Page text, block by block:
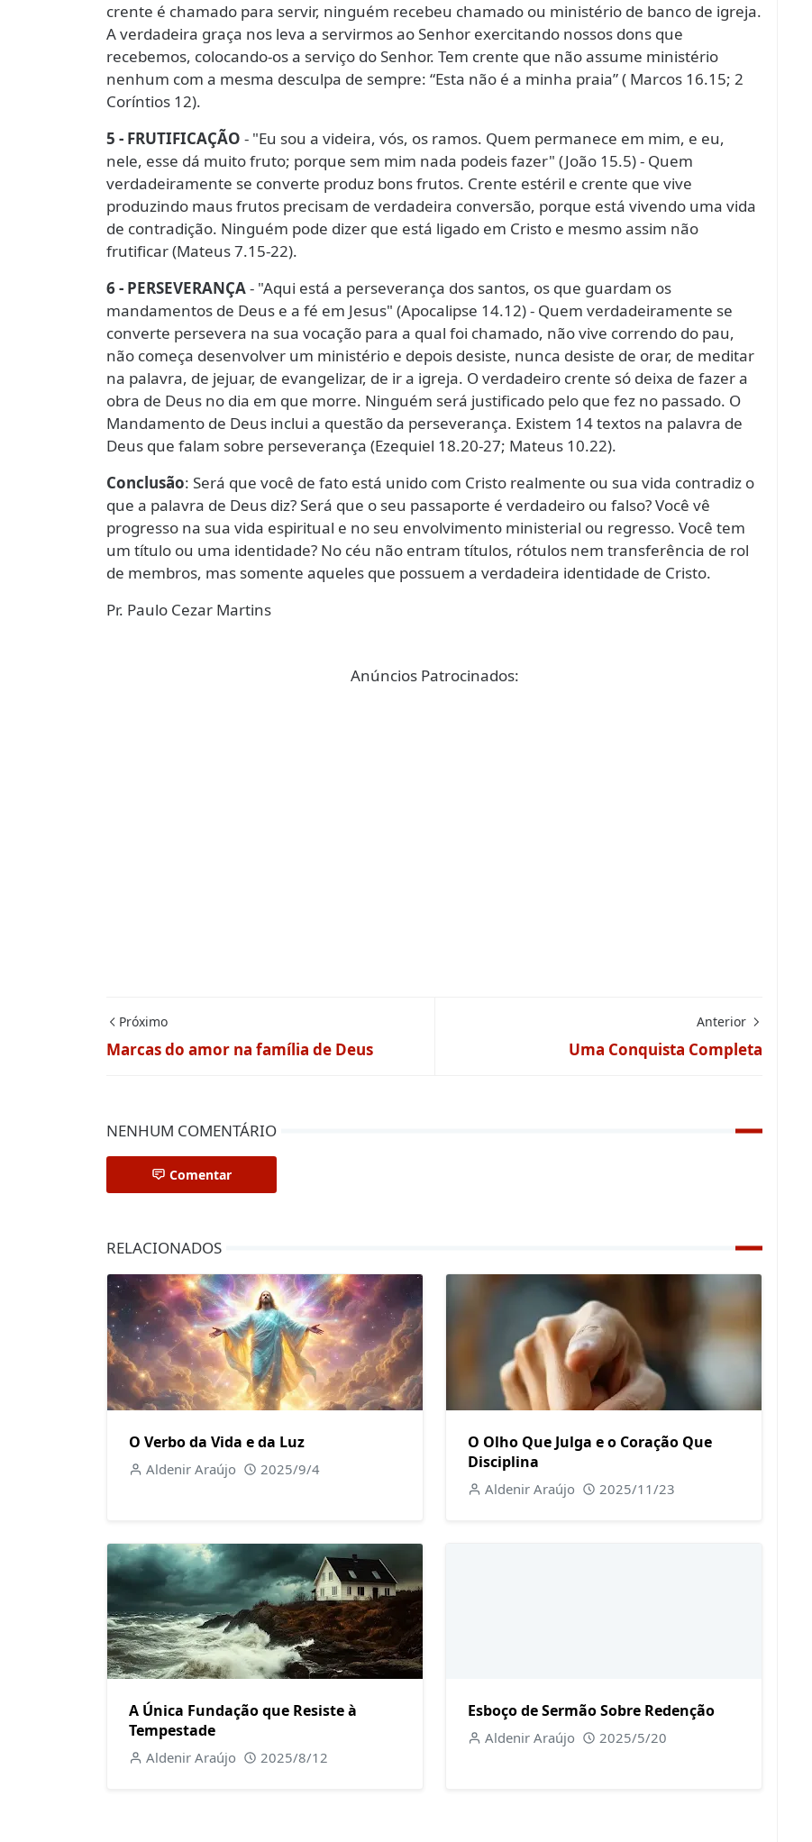
crente é chamado para servir, ninguém recebeu chamado ou ministério de banco de igreja.
A verdadeira graça nos leva a servirmos ao Senhor exercitando nossos dons que
recebemos, colocando-os a serviço do Senhor. Tem crente que não assume ministério
nenhum com a mesma desculpa de sempre: “Esta não é a minha praia” ( Marcos 16.15; 2
Coríntios 12).
5 - FRUTIFICAÇÃO - "Eu sou a videira, vós, os ramos. Quem permanece em mim, e eu,
nele, esse dá muito fruto; porque sem mim nada podeis fazer" (João 15.5) - Quem
verdadeiramente se converte produz bons frutos. Crente estéril e crente que vive
produzindo maus frutos precisam de verdadeira conversão, porque está vivendo uma vida
de contradição. Ninguém pode dizer que está ligado em Cristo e mesmo assim não
frutificar (Mateus 7.15-22).
6 - PERSEVERANÇA- "Aqui está a perseverança dos santos, os que guardam os
mandamentos de Deus e a fé em Jesus" (Apocalipse 14.12) - Quem verdadeiramente se
converte persevera na sua vocação para a qual foi chamado, não vive correndo do pau,
não começa desenvolver um ministério e depois desiste, nunca desiste de orar, de meditar
na palavra, de jejuar, de evangelizar, de ir a igreja. O verdadeiro crente só deixa de fazer a
obra de Deus no dia em que morre. Ninguém será justificado pelo que fez no passado. O
Mandamento de Deus inclui a questão da perseverança. Existem 14 textos na palavra de
Deus que falam sobre perseverança (Ezequiel 18.20-27; Mateus 10.22).
Conclusão: Será que você de fato está unido com Cristo realmente ou sua vida contradiz o
que a palavra de Deus diz? Será que o seu passaporte é verdadeiro ou falso? Você vê
progresso na sua vida espiritual e no seu envolvimento ministerial ou regresso. Você tem
um título ou uma identidade? No céu não entram títulos, rótulos nem transferência de rol
de membros, mas somente aqueles que possuem a verdadeira identidade de Cristo.
Pr. Paulo Cezar Martins
Anúncios Patrocinados:
Próximo
Marcas do amor na família de Deus
Anterior
Uma Conquista Completa
NENHUM COMENTÁRIO
Comentar
RELACIONADOS
O Verbo da Vida e da Luz
Aldenir Araújo 2025/9/4
O Olho Que Julga e o Coração Que
Disciplina
Aldenir Araújo 2025/11/23
A Única Fundação que Resiste à
Tempestade
Aldenir Araújo 2025/8/12
Esboço de Sermão Sobre Redenção
Aldenir Araújo 2025/5/20